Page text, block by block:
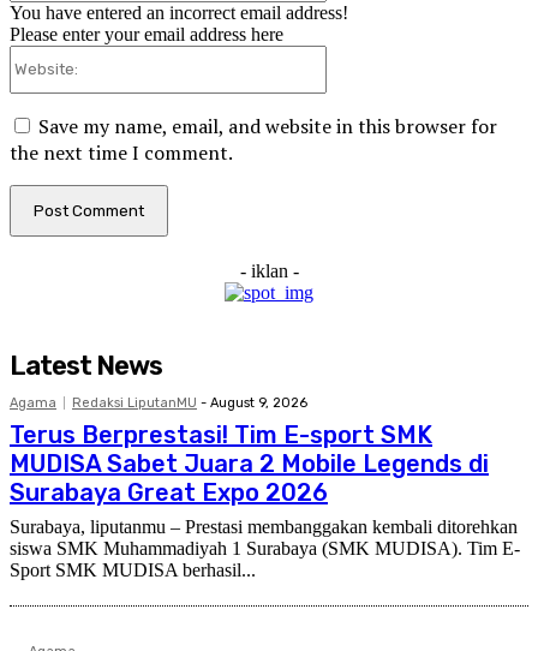
You have entered an incorrect email address!
Please enter your email address here
Save my name, email, and website in this browser for
the next time I comment.
- iklan -
Latest News
Agama Redaksi LiputanMU - August 9, 2026
Terus Berprestasi! Tim E-sport SMK
MUDISA Sabet Juara 2 Mobile Legends di
Surabaya Great Expo 2026
Surabaya, liputanmu – Prestasi membanggakan kembali ditorehkan
siswa SMK Muhammadiyah 1 Surabaya (SMK MUDISA). Tim E-
Sport SMK MUDISA berhasil...